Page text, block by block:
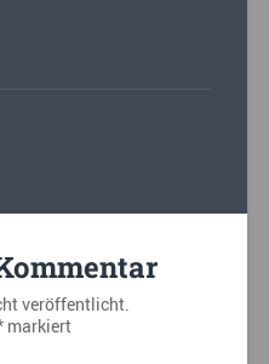
veröffentlicht.
markiert